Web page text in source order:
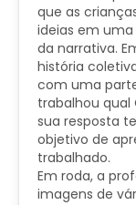
que as
ideias em
da narrativa.
história
com uma
trabalhou qual
sua resposta
objetivo de
trabalhado.
Em roda, a
imagens de